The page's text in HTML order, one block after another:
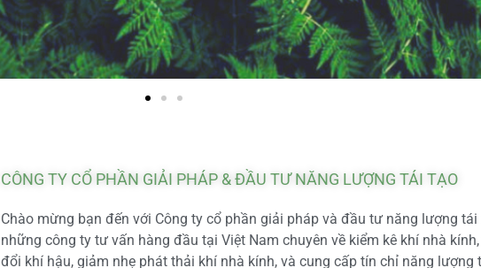
CÔNG TY CỔ PHẦN GIẢI PHÁP & ĐẦU TƯ NĂNG LƯỢNG TÁI TẠO
Chào mừng bạn đến với Công ty cổ phần giải pháp và đầu tư năng lượng
những công ty tư vấn hàng đầu tại Việt Nam chuyên về kiểm kê khí nhà
đổi khí hậu, giảm nhẹ phát thải khí nhà kính, và cung cấp tín chỉ năng lượng